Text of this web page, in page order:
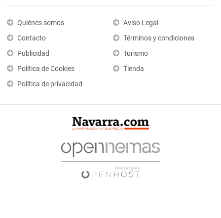
Quiénes somos
Contacto
Publicidad
Política de Cookies
Política de privacidad
Aviso Legal
Términos y condiciones
Turismo
Tienda